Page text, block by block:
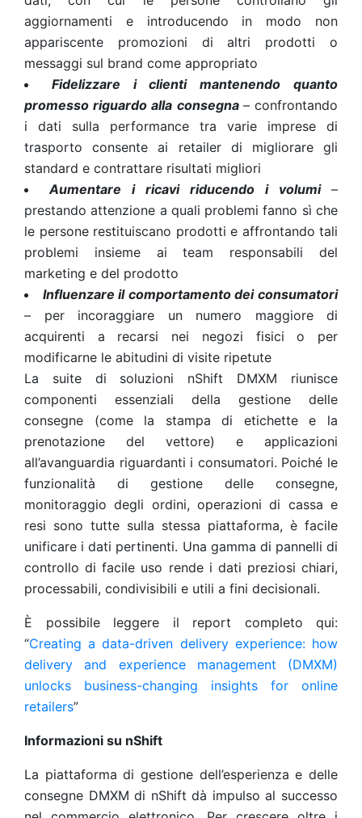
aggiornamenti e introducendo in modo non
appariscente promozioni di altri prodotti o
messaggi sul brand come appropriato
Fidelizzare i clienti mantenendo quanto
promesso riguardo alla consegna – confrontando
i dati sulla performance tra varie imprese di
trasporto consente ai retailer di migliorare gli
standard e contrattare risultati migliori
Aumentare i ricavi riducendo i volumi
–
prestando attenzione a quali problemi fanno sì che
le persone restituiscano prodotti e affrontando tali
problemi insieme ai team responsabili del
marketing e del prodotto
Influenzare il comportamento dei consumatori
– per incoraggiare un numero maggiore di
acquirenti a recarsi nei negozi fisici o per
modificarne le abitudini di visite ripetute
La suite di soluzioni nShift DMXM riunisce
componenti essenziali della gestione delle
consegne (come la stampa di etichette e la
prenotazione del vettore) e applicazioni
all’avanguardia riguardanti i consumatori. Poiché le
funzionalità di gestione delle consegne,
monitoraggio degli ordini, operazioni di cassa e
resi sono tutte sulla stessa piattaforma, è facile
unificare i dati pertinenti. Una gamma di pannelli di
controllo di facile uso rende i dati preziosi chiari,
processabili, condivisibili e utili a fini decisionali.
È possibile leggere il report completo qui:
“Creating a data-driven delivery experience: how
delivery and experience management (DMXM)
unlocks business-changing insights for online
retailers”
Informazioni su nShift
La piattaforma di gestione dell’esperienza e delle
consegne DMXM di nShift dà impulso al successo